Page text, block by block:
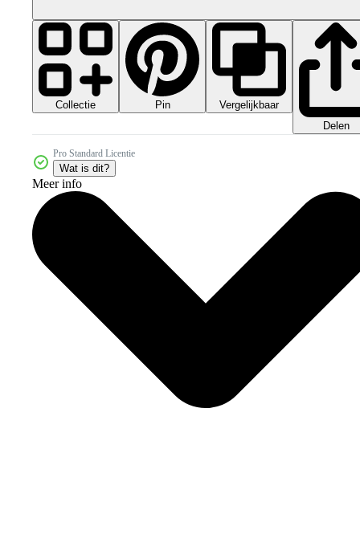
Collectie Pin
Vergelijkbaar
Delen
Pro Standard Licentie
Wat is dit?
Meer info